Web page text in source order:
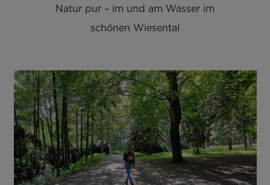
Natur pur – im und am Wasser im
schönen Wiesental